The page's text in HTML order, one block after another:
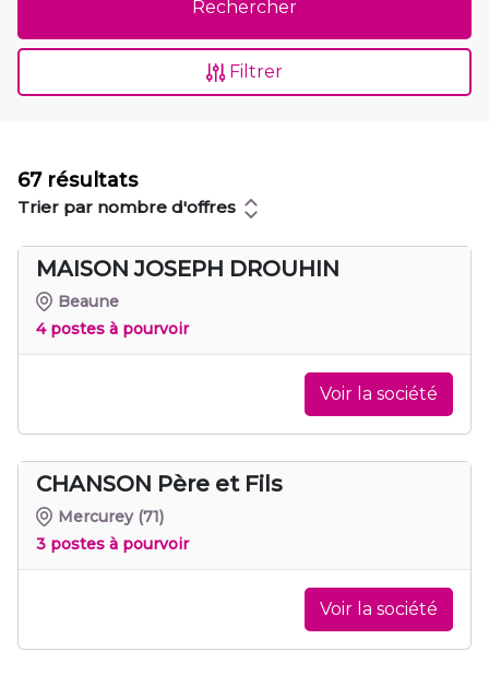
Rechercher
Filtrer
67 résultats
Trier par nombre d'offres
MAISON JOSEPH DROUHIN
Beaune
4 postes à pourvoir
Voir la société
CHANSON Père et Fils
Mercurey (71)
3 postes à pourvoir
Voir la société